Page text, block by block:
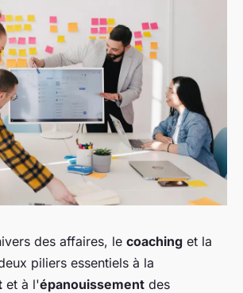
des affaires, le coaching et la
piliers essentiels à la
et à l'épanouissement des